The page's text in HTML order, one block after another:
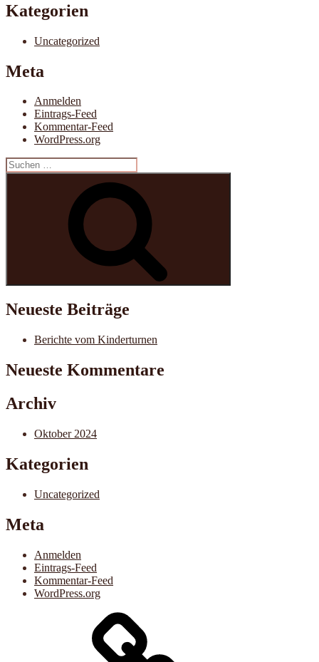
Kategorien
Uncategorized
Meta
Anmelden
Eintrags-Feed
Kommentar-Feed
WordPress.org
Suche
nach:
Neueste Beiträge
Berichte vom Kinderturnen
Neueste Kommentare
Archiv
Oktober 2024
Kategorien
Uncategorized
Meta
Anmelden
Eintrags-Feed
Kommentar-Feed
WordPress.org